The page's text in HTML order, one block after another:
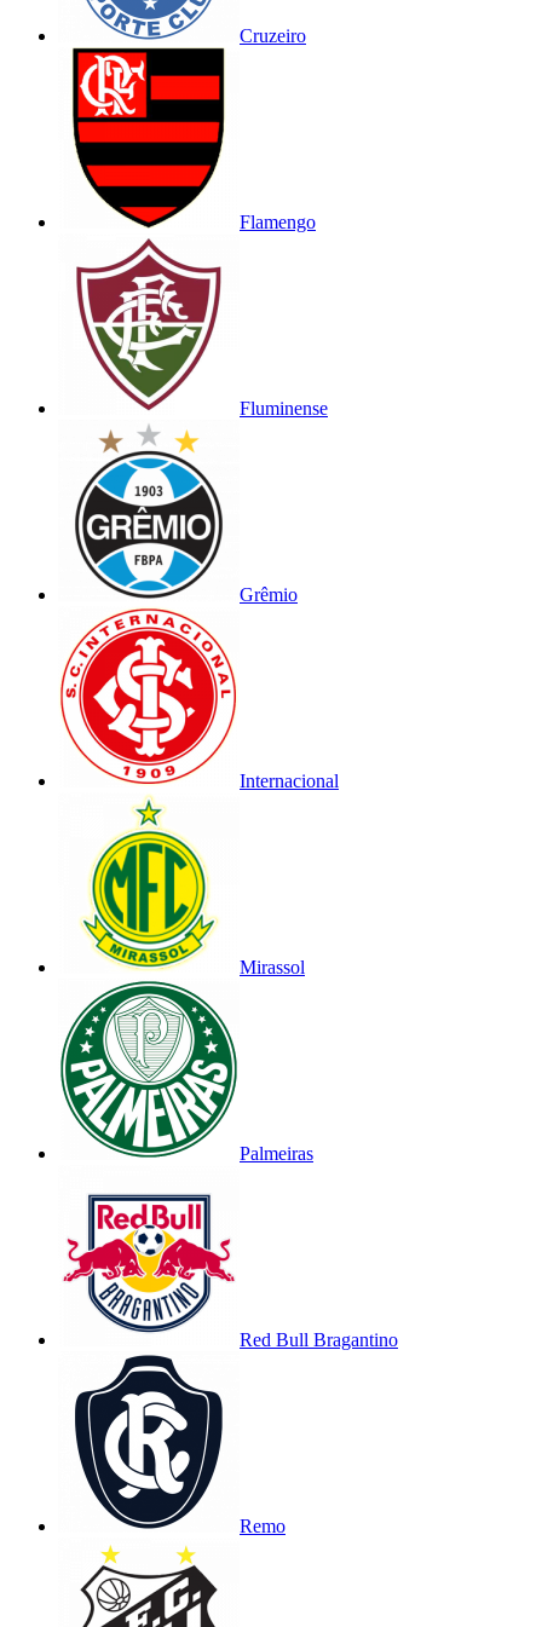
Cruzeiro
Flamengo
Fluminense
Grêmio
Internacional
Mirassol
Palmeiras
Red Bull Bragantino
Remo